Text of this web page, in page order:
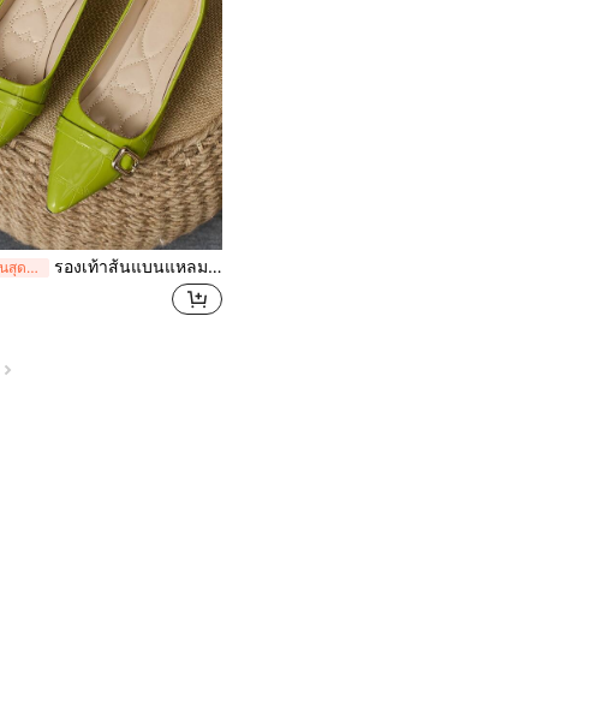
2 วันสุดท้าย รองเท้าส้นแบนแหลมสตรี รองเท้าแตะ สีเขียวมิ้นต์ รองเท้าผ้าใบ งานปาร์ตี้ ฤดูใบไม้ผลิ/ฤดูร้อน สวมใส่ประจำวันกลางแจ้งอเนกประสงค์